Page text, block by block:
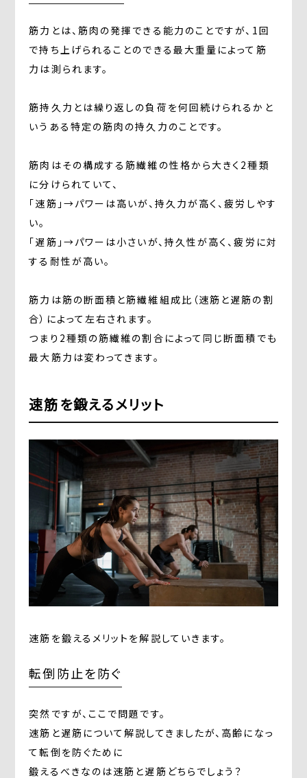
筋力とは、筋肉の発揮できる能力のことですが、1回
で持ち上げられることのできる最大重量によって筋
力は測られます。
筋持久力とは繰り返しの負荷を何回続けられるかと
いうある特定の筋肉の持久力のことです。
筋肉はその構成する筋繊維の性格から大きく2種類
に分けられていて、
「速筋」→パワーは高いが、持久力が高く、疲労しやす
い。
「遅筋」→パワーは小さいが、持久性が高く、疲労に対
する耐性が高い。
筋力は筋の断面積と筋繊維組成比（速筋と遅筋の割
合）によって左右されます。
つまり2種類の筋繊維の割合によって同じ断面積でも
最大筋力は変わってきます。
速筋を鍛えるメリット
速筋を鍛えるメリットを解説していきます。
転倒防止を防ぐ
突然ですが、ここで問題です。
速筋と遅筋について解説してきましたが、高齢になっ
て転倒を防ぐために
鍛えるべきなのは速筋と遅筋どちらでしょう？